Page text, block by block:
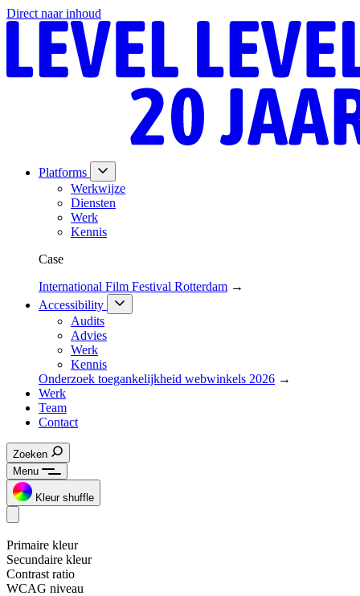
Direct naar inhoud
Platforms
Werkwijze
Diensten
Werk
Kennis
Case
International Film Festival Rotterdam →
Accessibility
Audits
Advies
Werk
Kennis
Onderzoek toegankelijkheid webwinkels 2026 →
Werk
Team
Contact
Zoeken
Menu
Kleur shuffle
Primaire kleur
Secundaire kleur
Contrast ratio
WCAG niveau